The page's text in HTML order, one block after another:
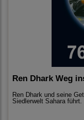
Ren Dhark Weg
Ren Dhark und seine
Siedlerwelt Sahara führt.